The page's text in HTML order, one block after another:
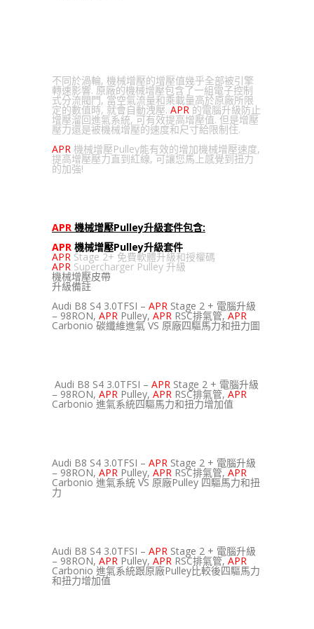
不同於渦輪, 機械增壓的增壓值幾乎全部被引擎
轉速影響. 原廠的機械增壓包含了一組電子控制
式分流閥門, 當空氣流量和乘載量高於原廠所限
定的數值時, 就會自動洩壓. APR 的電腦升級防止
增壓溜回進氣系統, 可有效提高增壓值. 但是增壓
壓力還是被機械增壓的速度和尺寸給限制住.
APR 機械增壓Pulley能有效的增加機械增壓速度,
提高增壓壓力直到紅線, 可讓您馬上感覺到扭力
的加強!
APR 機械增壓Pulley升級套件包含:
APR 機械增壓Pulley升級套件
APR Stage 2+ 免費軟體升級和授權碼
APR Supercharger Pulley 升級
機械增壓皮帶
升級備註
Audi B8 S4 3.0TFSI – APR Stage 2 + 電腦升級
– 98RON, APR Pulley, APR RSC排氣管, APR
Carbonio 碳纖維進氣 VS 原廠四驅馬力和扭力圖
Audi B8 S4 3.0TFSI – APR Stage 2 + 電腦升級
– 98RON, APR Pulley, APR RSC排氣管, APR
Carbonio 進氣系統四驅馬力和扭力增加值
Audi B8 S4 3.0TFSI – APR Stage 2 + 電腦升級
– 98RON, APR Pulley, APR RSC排氣管, APR
Carbonio 進氣系統 VS 原廠Pulley 四驅馬力和扭
力
Audi B8 S4 3.0TFSI – APR Stage 2 + 電腦升級
– 98RON, APR Pulley, APR RSC排氣管, APR
Carbonio 進氣系統跟原廠Pulley比較後四驅馬力
和扭力增加值